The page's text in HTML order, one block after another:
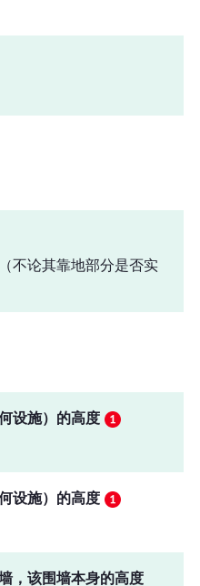
不论其靠地部分是否实
设施）的高度
设施）的高度
，该围墙本身的高度